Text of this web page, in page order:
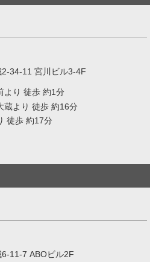
34-11 宮川ビル3-4F
より 徒歩 約1分
蔵より 徒歩 約16分
徒歩 約17分
11-7 ABOビル2F